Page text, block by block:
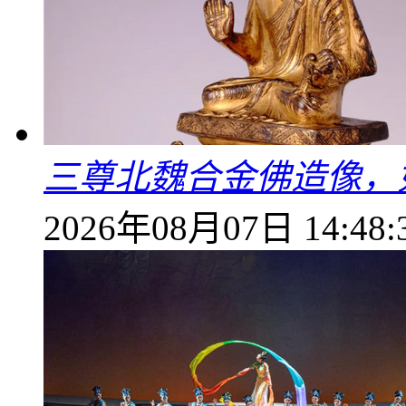
三尊北魏合金佛造像
2026年08月07日